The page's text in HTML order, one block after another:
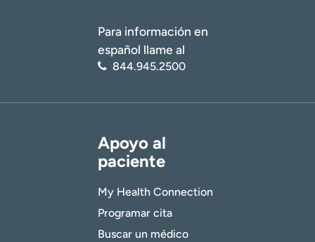
Para información en
español llame al
844.945.2500
Apoyo al
paciente
My Health Connection
Programar cita
Buscar un médico